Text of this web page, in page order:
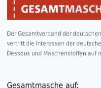
Der Gesamtverband der
vertritt die Interessen der
Dessous und Maschenstoffen auf
Gesamtmasche auf: